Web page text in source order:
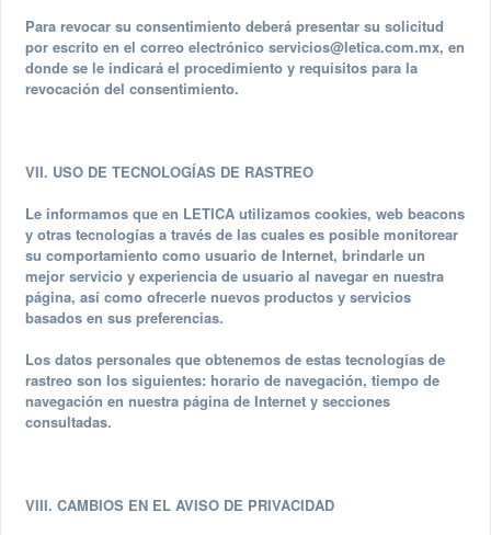
Para revocar su consentimiento deberá presentar su solicitud
por escrito en el correo electrónico servicios@letica.com.mx, en
donde se le indicará el procedimiento y requisitos para la
revocación del consentimiento.
VII. USO DE TECNOLOGÍAS DE RASTREO
Le informamos que en LETICA utilizamos cookies, web beacons
y otras tecnologías a través de las cuales es posible monitorear
su comportamiento como usuario de Internet, brindarle un
mejor servicio y experiencia de usuario al navegar en nuestra
página, así como ofrecerle nuevos productos y servicios
basados en sus preferencias.
Los datos personales que obtenemos de estas tecnologías de
rastreo son los siguientes: horario de navegación, tiempo de
navegación en nuestra página de Internet y secciones
consultadas.
VIII. CAMBIOS EN EL AVISO DE PRIVACIDAD